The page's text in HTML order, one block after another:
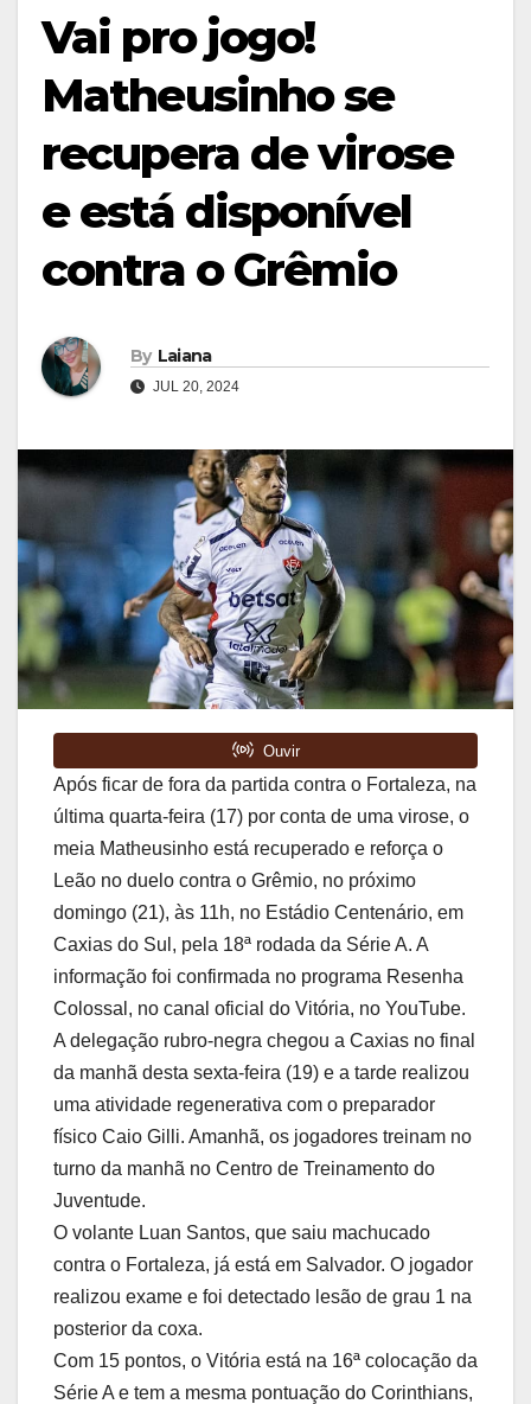
Vai pro jogo!
Matheusinho se
recupera de virose
e está disponível
contra o Grêmio
By Laiana
JUL 20, 2024
Após ficar de fora da partida contra o Fortaleza, na
última quarta-feira (17) por conta de uma virose, o
meia Matheusinho está recuperado e reforça o
Leão no duelo contra o Grêmio, no próximo
domingo (21), às 11h, no Estádio Centenário, em
Caxias do Sul, pela 18ª rodada da Série A. A
informação foi confirmada no programa Resenha
Colossal, no canal oficial do Vitória, no YouTube.
A delegação rubro-negra chegou a Caxias no final
da manhã desta sexta-feira (19) e a tarde realizou
uma atividade regenerativa com o preparador
físico Caio Gilli. Amanhã, os jogadores treinam no
turno da manhã no Centro de Treinamento do
Juventude.
O volante Luan Santos, que saiu machucado
contra o Fortaleza, já está em Salvador. O jogador
realizou exame e foi detectado lesão de grau 1 na
posterior da coxa.
Com 15 pontos, o Vitória está na 16ª colocação da
Série A e tem a mesma pontuação do Corinthians,